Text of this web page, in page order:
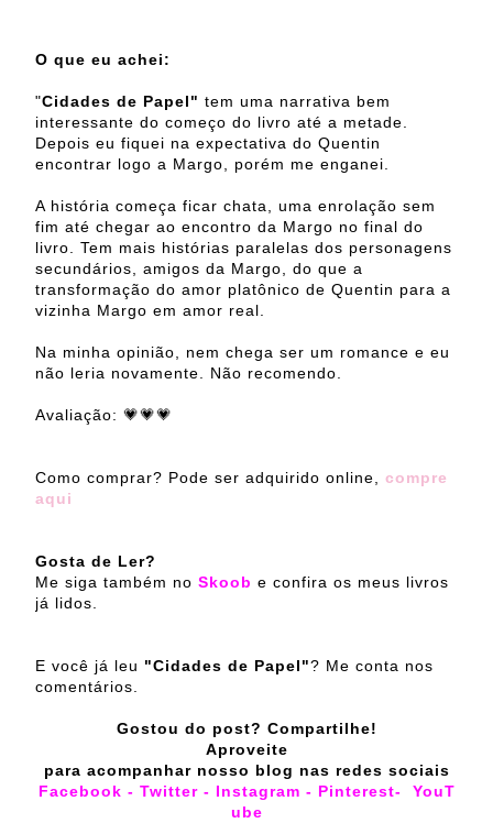
O que eu achei:
"Cidades de Papel" tem uma narrativa bem
interessante do começo do livro até a metade.
Depois eu fiquei na expectativa do Quentin
encontrar logo a Margo, porém me enganei.
A história começa ficar chata, uma enrolação sem
fim até chegar ao encontro da Margo no final do
livro. Tem mais histórias paralelas dos personagens
secundários, amigos da Margo, do que a
transformação do amor platônico de Quentin para a
vizinha Margo em amor real.
Na minha opinião, nem chega ser um romance e eu
não leria novamente. Não recomendo.
Avaliação: 💗💗💗
Como comprar? Pode ser adquirido online, compre
aqui
Gosta de Ler?
Me siga também no Skoob e confira os meus livros
já lidos.
E você já leu "Cidades de Papel"? Me conta nos
comentários.
Gostou do post? Compartilhe!
Aproveite
para acompanhar nosso blog nas redes sociais
Facebook - Twitter- Instagram - Pinterest-
YouT
ube